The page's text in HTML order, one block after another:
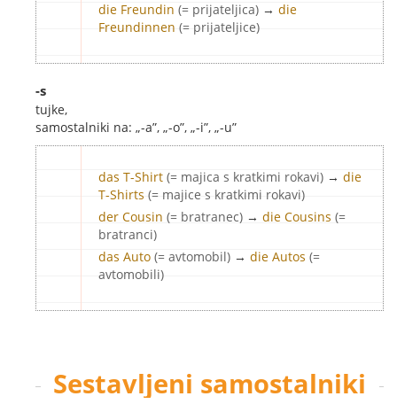
die Freundin (= prijateljica) → die
Freundinnen (= prijateljice)
-s
tujke,
samostalniki na: „-a”, „-o”, „-i”, „-u”
das T-Shirt (= majica s kratkimi rokavi) → die
T-Shirts (= majice s kratkimi rokavi)
der Cousin (= bratranec) → die Cousins (=
bratranci)
das Auto (= avtomobil) → die Autos (=
avtomobili)
Sestavljeni samostalniki